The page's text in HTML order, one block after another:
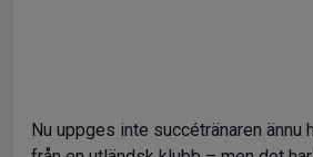
Nu uppges inte succétränaren ännu